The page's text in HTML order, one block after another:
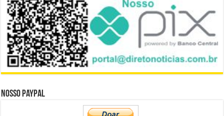
Nosso Paypal